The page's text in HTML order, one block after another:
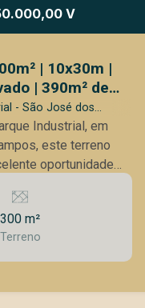
V
| 10x30m |
| 390m² de
| Habite-
- São José dos
Industrial, em
este terreno
oportunidade
e
buscam um imóvel
e com forte
e empresarial. O
infraestrutura de
300 m²
Terreno